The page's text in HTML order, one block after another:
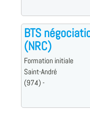
BTS
(NRC)
Formation initiale
Saint-André
(974) -